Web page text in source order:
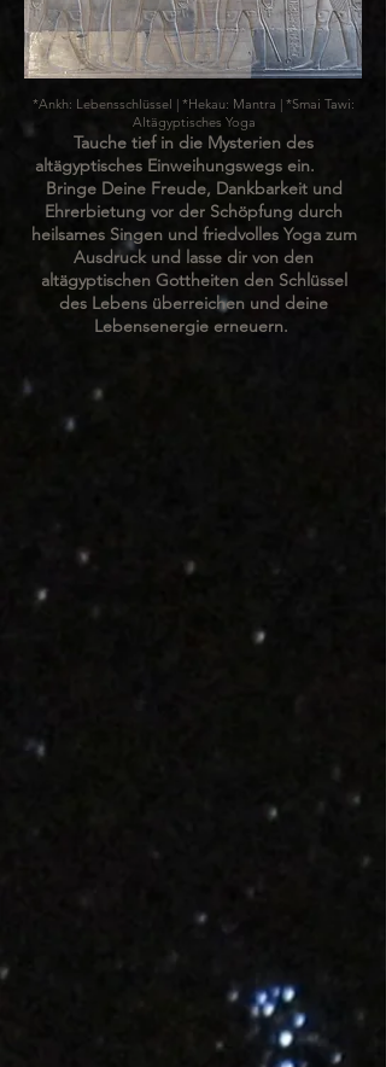
*Ankh: Lebensschlüssel | *Hekau: Mantra | *Smai Tawi:
Altägyptisches Yoga
Tauche tief in die Mysterien des
altägyptisches Einweihungswegs ein.
Bringe Deine Freude, Dankbarkeit und
Ehrerbietung vor der Schöpfung durch
heilsames Singen und friedvolles Yoga zum
Ausdruck und lasse dir von den
altägyptischen Gottheiten den Schlüssel
des Lebens überreichen und deine
Lebensenergie erneuern.